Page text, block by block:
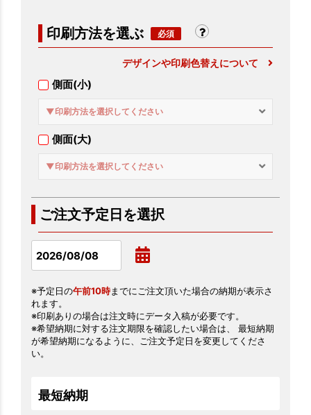
印刷方法を選ぶ
デザインや印刷色替えについて
側面(小)
▼印刷方法を選択してください
側面(大)
▼印刷方法を選択してください
ご注文予定日を選択
※予定日の午前10時までにご注文頂いた場合の納期が表示さ
れます。
※印刷ありの場合は注文時にデータ入稿が必要です。
※希望納期に対する注文期限を確認したい場合は、 最短納期
が希望納期になるように、ご注文予定日を変更してくださ
い。
最短納期